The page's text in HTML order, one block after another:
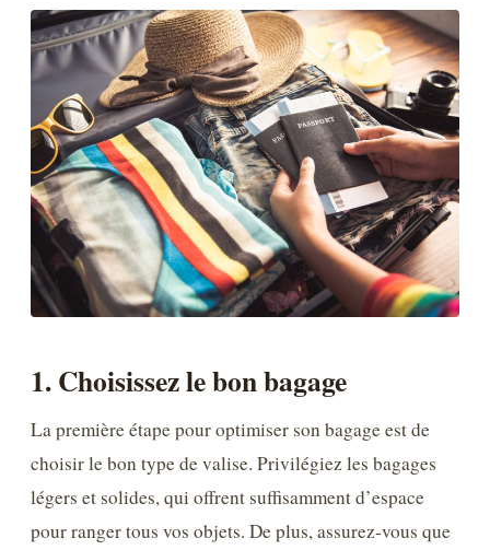
1. Choisissez le bon bagage
La première étape pour optimiser son bagage est de
choisir le bon type de valise. Privilégiez les bagages
légers et solides, qui offrent suffisamment d’espace
pour ranger tous vos objets. De plus, assurez-vous que